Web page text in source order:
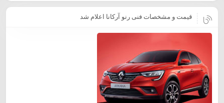
قیمت و مشخصات فنی رنو آرکانا اعلام شد